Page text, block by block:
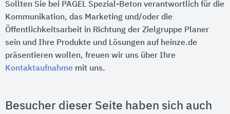
Sollten Sie bei PAGEL Spezial-Beton verantwortlich für die
Kommunikation, das Marketing und/oder die
Öffentlichkeitsarbeit in Richtung der Zielgruppe Planer
sein und Ihre Produkte und Lösungen auf heinze.de
präsentieren wollen, freuen wir uns über Ihre
Kontaktaufnahme mit uns.
Besucher dieser Seite haben sich auch